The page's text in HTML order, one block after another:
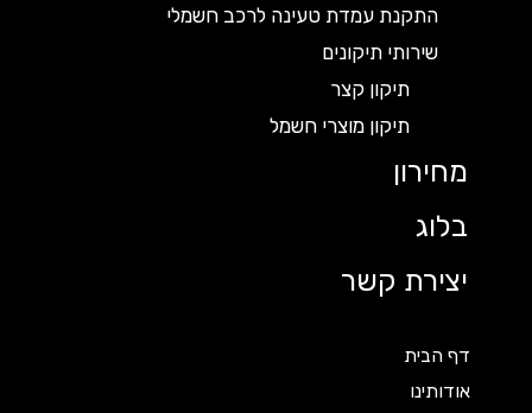
התקנת עמדת טעינה לרכב חשמלי
שירותי תיקונים
תיקון קצר
תיקון מוצרי חשמל
מחירון
בלוג
יצירת קשר
דף הבית
אודותינו